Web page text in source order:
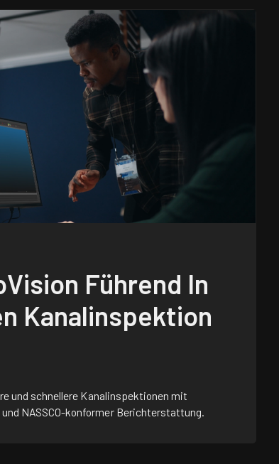
Führend In
Kanalinspektion
und schnellere Kanalinspektionen mit
NASSCO-konformer Berichterstattung.